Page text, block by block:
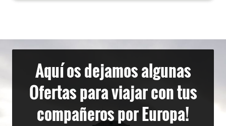
Aquí os dejamos algunas
Ofertas para viajar con tus
compañeros por Europa!